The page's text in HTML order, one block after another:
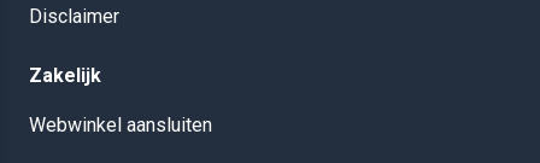
Disclaimer
Zakelijk
Webwinkel aansluiten